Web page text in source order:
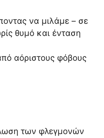
να μιλάμε – σε
θυμό και ένταση
αόριστους φόβους
των φλεγμονών